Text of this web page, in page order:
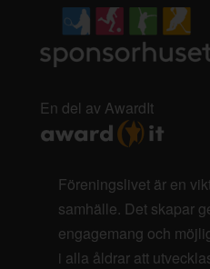
En del av AwardIt
Föreningslivet är en
samhälle. Det skapar
engagemang och
i alla åldrar att